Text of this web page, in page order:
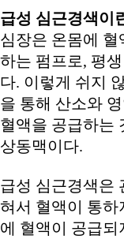
급성 심근경색이
심장은 온몸에
하는 펌프로, 평
다. 이렇게 쉬지
을 통해 산소와
혈액을 공급하는
상동맥이다.
급성 심근경색은
혀서 혈액이 통
에 혈액이 공급되